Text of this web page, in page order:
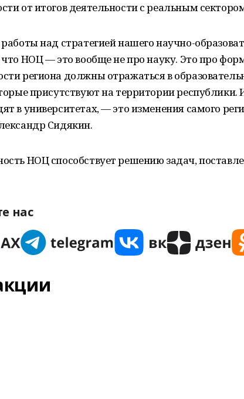
от итогов деятельности с реальным
над стратегией нашего научно-
НОЦ — это вообще не про науку. Это про
региона должны отражаться в
присутствуют на территории республики.
в университетах, — это изменения самого
Сидякин.
НОЦ способствует решению задач,
нас